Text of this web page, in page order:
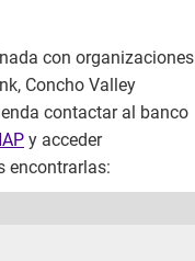
con organizaciones
Concho Valley
contactar al banco
y acceder
encontrarlas: